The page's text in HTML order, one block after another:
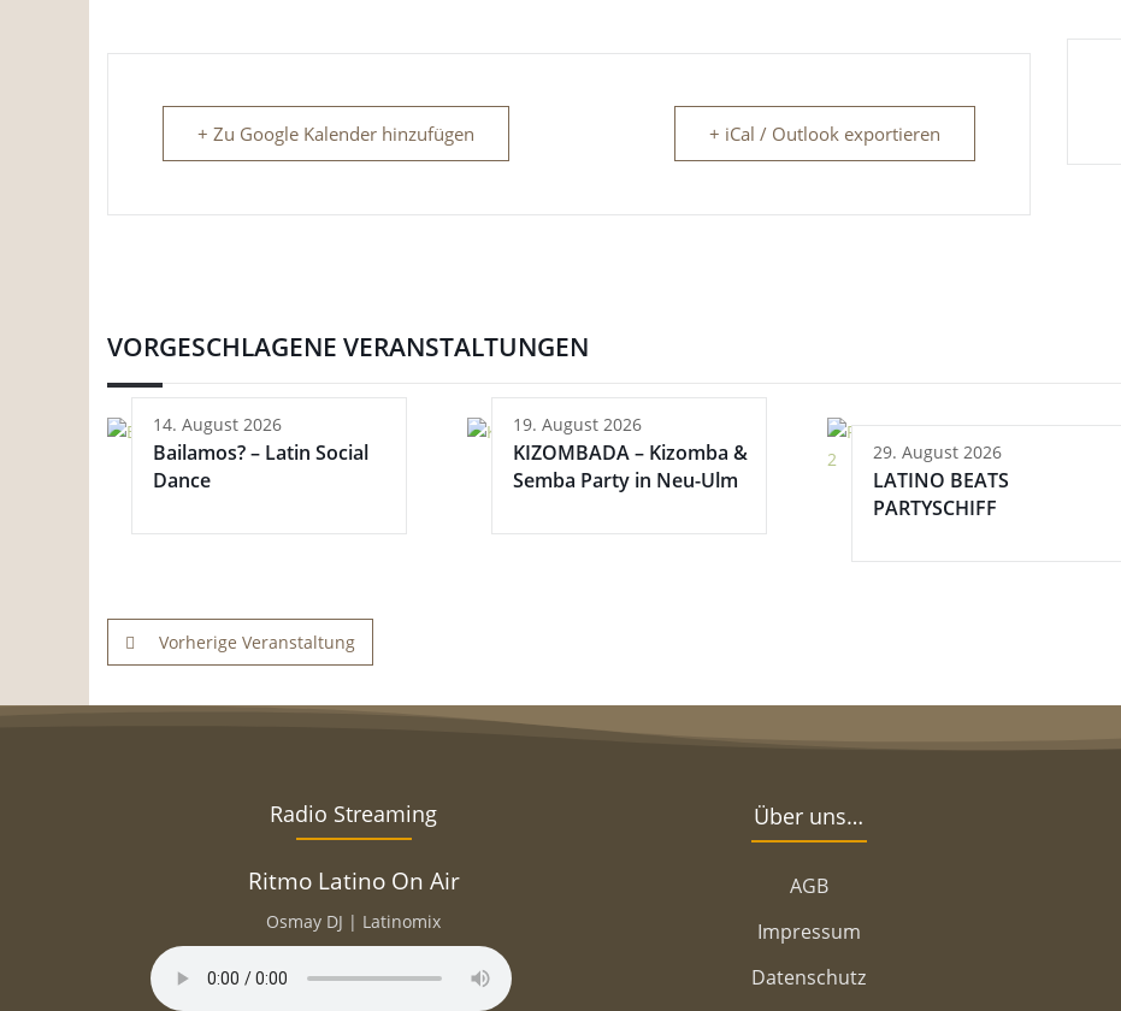
+ Zu Google Kalender hinzufügen + iCal / Outlook exportieren
VORGESCHLAGENE VERANSTALTUNGEN
14. August 2026
Bailamos? – Latin Social
Dance
19. August 2026
KIZOMBADA – Kizomba &
Semba Party in Neu-Ulm
29. August 2026
LATINO BEATS
PARTYSCHIFF
Vorherige Veranstaltung
Radio Streaming
Ritmo Latino On Air
Osmay DJ | Latinomix
Über uns…
AGB
Impressum
Datenschutz